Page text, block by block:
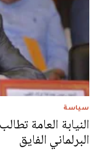
سياسة
النيابة العامة
البرلماني الفايق